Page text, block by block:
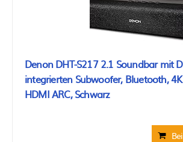
Denon DHT-S217 2.1 Soundbar mit
integrierten Subwoofer, Bluetooth,
HDMI ARC, Schwarz